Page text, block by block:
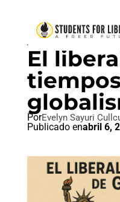
ARTE, CULTURA Y
El
PorEvelyn Sayuri
Publicado enabril 6,